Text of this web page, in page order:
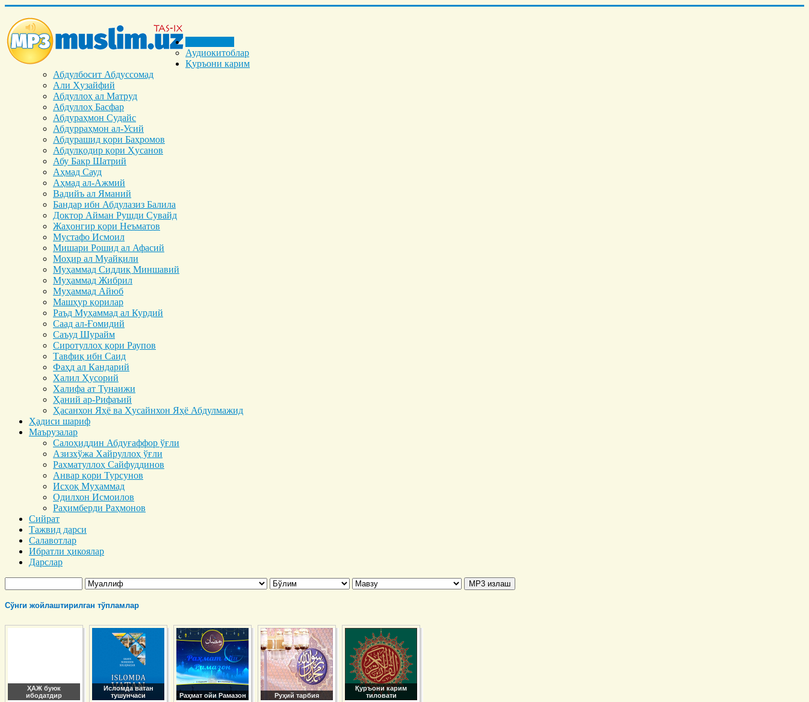
Аудиокитоблар
Қуръони карим
Абдулбосит Абдуссомад
Али Ҳузайфий
Абдуллоҳ ал Матруд
Абдуллоҳ Басфар
Абдураҳмон Судайс
Абдурраҳмон ал-Усий
Абдурашид қори Баҳромов
Абдулқодир қори Ҳусанов
Абу Бакр Шатрий
Аҳмад Сауд
Аҳмад ал-Ажмий
Вадийъ ал Яманий
Бандар ибн Абдулазиз Балила
Доктор Айман Рушди Сувайд
Жаҳонгир қори Неъматов
Мустафо Исмоил
Мишари Рошид ал Афасий
Моҳир ал Муайқили
Муҳаммад Cиддиқ Миншавий
Муҳаммад Жибрил
Муҳаммад Айюб
Машҳур қорилар
Раъд Муҳаммад ал Курдий
Саад ал-Ғомидий
Саъуд Шурайм
Сиротуллоҳ қори Раупов
Тавфиқ ибн Саид
Фаҳд ал Кандарий
Халил Ҳусорий
Халифа ат Тунаижи
Ҳаний ар-Рифаъий
Ҳасанхон Яҳё ва Ҳусайнхон Яҳё Абдулмажид
Ҳадиси шариф
Маърузалар
Салоҳиддин Абдуғаффор ўғли
Азизхўжа Хайруллоҳ ўғли
Раҳматуллоҳ Сайфуддинов
Анвар қори Турсунов
Исҳоқ Муҳаммад
Одилхон Исмоилов
Раҳимберди Раҳмонов
Сийрат
Тажвид дарси
Салавотлар
Ибратли ҳикоялар
Дарслар
Сўнги жойлаштирилган тўпламлар
ҲАЖ буюк
ибодатдир
Исломда ватан
тушунчаси
Раҳмат ойи Рамазон Руҳий тарбия
Қуръони карим
тиловати